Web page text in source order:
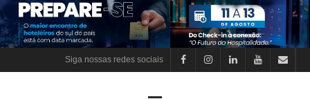
Skip
to
content
Siga nossas redes sociais